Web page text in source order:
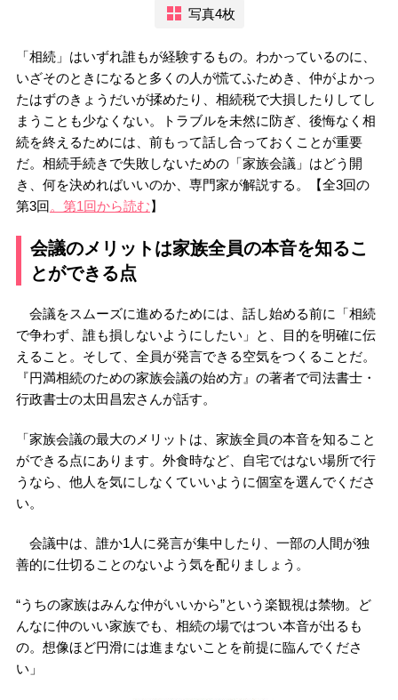
写真4枚
「相続」はいずれ誰もが経験するもの。わかっているのに、
いざそのときになると多くの人が慌てふためき、仲がよかっ
たはずのきょうだいが揉めたり、相続税で大損したりしてし
まうことも少なくない。トラブルを未然に防ぎ、後悔なく相
続を終えるためには、前もって話し合っておくことが重要
だ。相続手続きで失敗しないための「家族会議」はどう開
き、何を決めればいいのか、専門家が解説する。【全3回の
第3回。第1回から読む】
会議のメリットは家族全員の本音を知るこ
とができる点
会議をスムーズに進めるためには、話し始める前に「相続
で争わず、誰も損しないようにしたい」と、目的を明確に伝
えること。そして、全員が発言できる空気をつくることだ。
『円満相続のための家族会議の始め方』の著者で司法書士・
行政書士の太田昌宏さんが話す。
「家族会議の最大のメリットは、家族全員の本音を知ること
ができる点にあります。外食時など、自宅ではない場所で行
うなら、他人を気にしなくていいように個室を選んでくださ
い。
会議中は、誰か1人に発言が集中したり、一部の人間が独
善的に仕切ることのないよう気を配りましょう。
“うちの家族はみんな仲がいいから”という楽観視は禁物。ど
んなに仲のいい家族でも、相続の場ではつい本音が出るも
の。想像ほど円滑には進まないことを前提に臨んでくださ
い」